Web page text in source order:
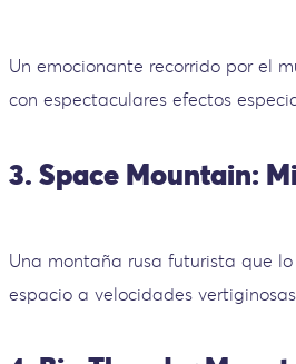
Un emocionante recorrido por el
con espectaculares efectos
3. Space Mountain:
Una montaña rusa futurista que
espacio a velocidades vertiginosas.